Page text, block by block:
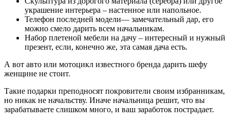
украшение интерьера – настенное или напольное.
Телефон последней модели— замечательный дар, его
можно смело дарить всем начальникам.
Набор плетеной мебели на дачу – интересный и нужный
презент, если, конечно же, эта самая дача есть.
А вот авто или мотоцикл известного бренда дарить шефу
женщине не стоит.
Такие подарки преподносят покровители своим избранникам,
но никак не начальству. Иначе начальница решит, что вы
зарабатываете слишком много, и ваш заработок пострадает.